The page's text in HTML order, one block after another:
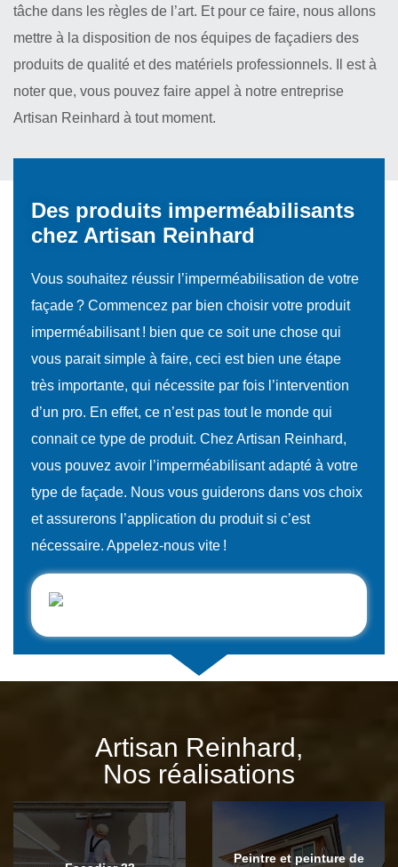
tâche dans les règles de l’art. Et pour ce faire, nous allons
mettre à la disposition de nos équipes de façadiers des
produits de qualité et des matériels professionnels. Il est à
noter que, vous pouvez faire appel à notre entreprise
Artisan Reinhard à tout moment.
Des produits imperméabilisants
chez Artisan Reinhard
Vous souhaitez réussir l’imperméabilisation de votre
façade ? Commencez par bien choisir votre produit
imperméabilisant ! bien que ce soit une chose qui
vous parait simple à faire, ceci est bien une étape
très importante, qui nécessite par fois l’intervention
d’un pro. En effet, ce n’est pas tout le monde qui
connait ce type de produit. Chez Artisan Reinhard,
vous pouvez avoir l’imperméabilisant adapté à votre
type de façade. Nous vous guiderons dans vos choix
et assurerons l’application du produit si c’est
nécessaire. Appelez-nous vite !
Artisan Reinhard,
Nos réalisations
Peintre et peinture de